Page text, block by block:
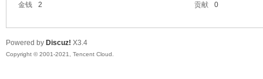
金钱
2 贡献 0
Powered by Discuz! X3.4
Copyright © 2001-2021, Tencent Cloud.